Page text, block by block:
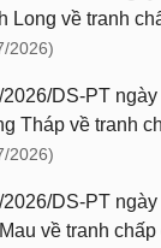
Long về tranh
2026)
DS-PT
Tháp về tranh
2026)
DS-PT
về tranh